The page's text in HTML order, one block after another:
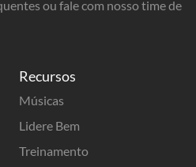
Recursos
Músicas
Lidere Bem
Treinamento
ou fale com nosso time de